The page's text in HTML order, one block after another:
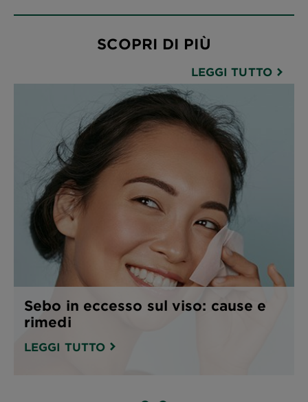
SCOPRI DI PIÙ
LEGGI TUTTO
Sebo in eccesso sul viso: cause e
rimedi
LEGGI TUTTO